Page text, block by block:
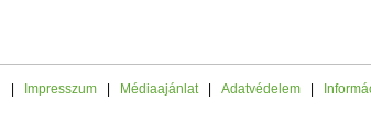
Impresszum Médiaajánlat Adatvédelem